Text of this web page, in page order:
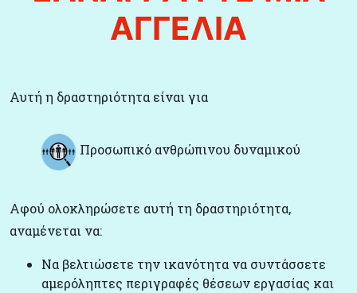
ΑΓΓΕΛΙΑ
Αυτή η δραστηριότητα είναι για
Προσωπικό ανθρώπινου δυναμικού
Αφού ολοκληρώσετε αυτή τη δραστηριότητα,
αναμένεται να:
Να βελτιώσετε την ικανότητα να συντάσσετε
αμερόληπτες περιγραφές θέσεων εργασίας και